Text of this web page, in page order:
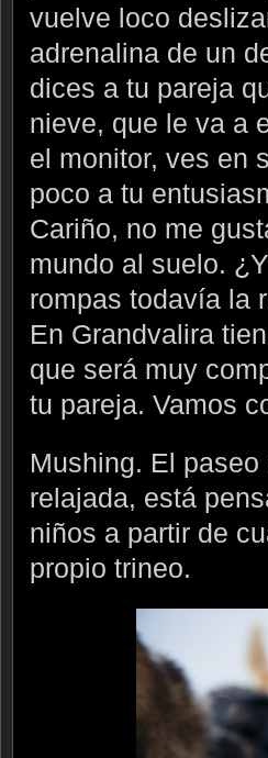
vuelve loco
adrenalina de un
dices a tu pareja
nieve, que le va a
el monitor, ves en
poco a tu
Cariño, no me
mundo al suelo.
rompas todavía la
En Grandvalira
que será muy
tu pareja. Vamos
Mushing. El
relajada, está
niños a partir de
propio trineo.